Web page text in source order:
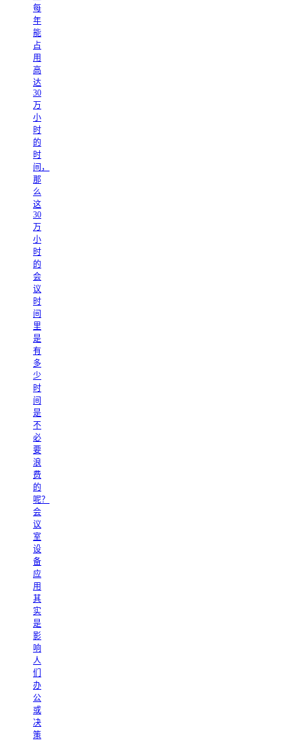
每
年
能
占
用
高
达
30
万
小
时
的
时
间，
那
么
这
30
万
小
时
的
会
议
时
间
里
是
有
多
少
时
间
是
不
必
要
浪
费
的
呢？
会
议
室
设
备
应
用
其
实
是
影
响
人
们
办
公
或
决
策